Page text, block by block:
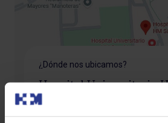
Coordinadora Unidad de
Hipertemprano Oncológico HM
¿Dónde nos ubicamos?
Hospital Universitario
Sanchinarro